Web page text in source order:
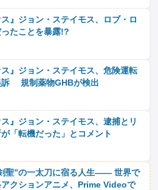
ス』ジョン・ステイモス、ロブ・ロ
たことを暴露!?
ス』ジョン・ステイモス、危険運転
訴 規制薬物GHBが検出
ス』ジョン・ステイモス、逮捕とリ
「転機だった」とコメント
聖”の一太刀に宿る人生―― 世界で
クションアニメ、Prime Videoで